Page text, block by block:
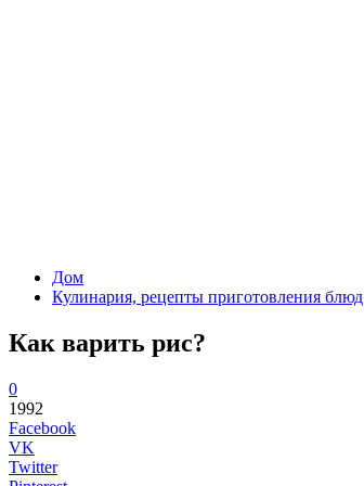
Дом
Кулинария, рецепты приготовления блюд
Как варить рис?
0
1992
Facebook
VK
Twitter